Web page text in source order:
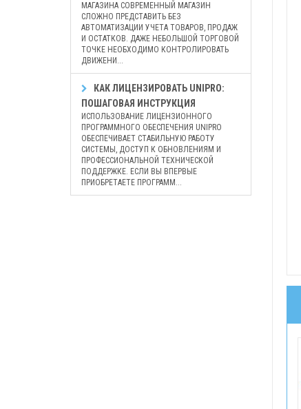
МАГАЗИНА СОВРЕМЕННЫЙ МАГАЗИН
СЛОЖНО ПРЕДСТАВИТЬ БЕЗ
АВТОМАТИЗАЦИИ УЧЕТА ТОВАРОВ, ПРОДАЖ
И ОСТАТКОВ. ДАЖЕ НЕБОЛЬШОЙ ТОРГОВОЙ
ТОЧКЕ НЕОБХОДИМО КОНТРОЛИРОВАТЬ
ДВИЖЕНИ...
КАК ЛИЦЕНЗИРОВАТЬ UNIPRO:
ПОШАГОВАЯ ИНСТРУКЦИЯ
ИСПОЛЬЗОВАНИЕ ЛИЦЕНЗИОННОГО
ПРОГРАММНОГО ОБЕСПЕЧЕНИЯ UNIPRO
ОБЕСПЕЧИВАЕТ СТАБИЛЬНУЮ РАБОТУ
СИСТЕМЫ, ДОСТУП К ОБНОВЛЕНИЯМ И
ПРОФЕССИОНАЛЬНОЙ ТЕХНИЧЕСКОЙ
ПОДДЕРЖКЕ. ЕСЛИ ВЫ ВПЕРВЫЕ
ПРИОБРЕТАЕТЕ ПРОГРАММ...